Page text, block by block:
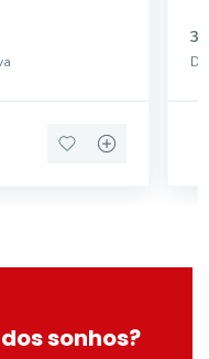
banheiro
3
sonhos?